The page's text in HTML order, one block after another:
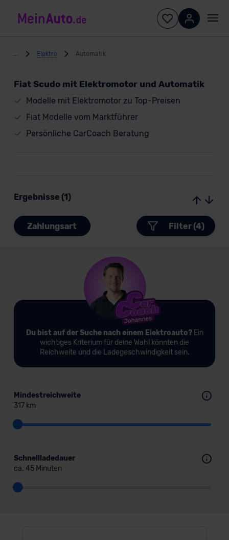
Elektro Automatik
Fiat Scudo mit Elektromotor und Automatik
Modelle mit Elektromotor zu Top-Preisen
Fiat Modelle vom Marktführer
Persönliche CarCoach Beratung
Ergebnisse (1)
Zahlungsart Filter (4)
Mindestreichweite
317 km
Schnellladedauer
ca. 45 Minuten
Du bist auf der Suche nach einem Elektroauto?Ein
wichtiges Kriterium für deine Wahl könnten die
Reichweite und die Ladegeschwindigkeit sein.